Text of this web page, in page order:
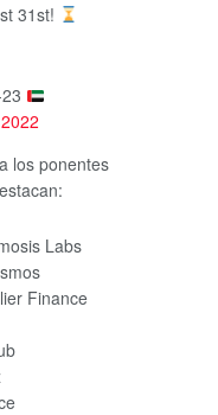
31st!
los ponentes
Labs
Finance